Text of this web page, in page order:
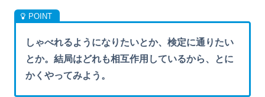
しゃべれるようになりたいとか、検定に通りたい
とか。結局はどれも相互作用しているから、とに
かくやってみよう。